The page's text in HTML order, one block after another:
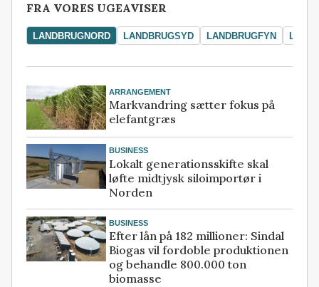
FRA VORES UGEAVISER
LANDBRUGNORD LANDBRUGSYD LANDBRUGFYN
ARRANGEMENT
Markvandring sætter fokus på
elefantgræs
BUSINESS
Lokalt generationsskifte skal
løfte midtjysk siloimportør i
Norden
BUSINESS
Efter lån på 182 millioner: Sindal
Biogas vil fordoble produktionen
og behandle 800.000 ton
biomasse